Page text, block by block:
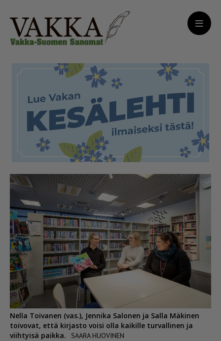
Nella Toivanen (vas.), Jennika Salonen ja Salla Mäkinen
toivovat, että kirjasto voisi olla kaikille turvallinen ja
viihtyisä paikka.
SAARA HUOVINEN